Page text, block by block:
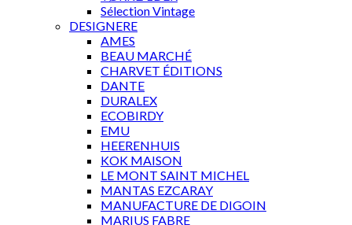
Sélection Vintage
DESIGNERE
AMES
BEAU MARCHÉ
CHARVET ÉDITIONS
DANTE
DURALEX
ECOBIRDY
EMU
HEERENHUIS
KOK MAISON
LE MONT SAINT MICHEL
MANTAS EZCARAY
MANUFACTURE DE DIGOIN
MARIUS FABRE